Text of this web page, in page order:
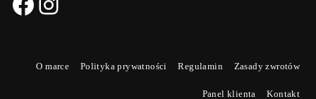
O marce Polityka prywatności Regulamin Zasady zwrotów
Panel klienta Kontakt